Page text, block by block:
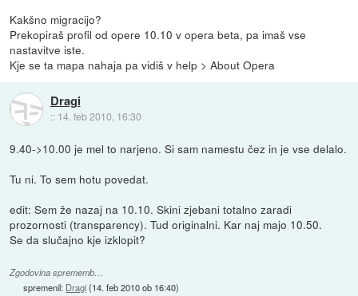
Kakšno migracijo?
Prekopiraš profil od opere 10.10 v opera beta, pa imaš vse
nastavitve iste.
Kje se ta mapa nahaja pa vidiš v help > About Opera
Dragi
:: 14. feb 2010, 16:30
9.40->10.00 je mel to narjeno. Si sam namestu čez in je vse delalo.
Tu ni. To sem hotu povedat.
edit: Sem že nazaj na 10.10. Skini zjebani totalno zaradi
prozornosti (transparency). Tud originalni. Kar naj majo 10.50.
Se da slučajno kje izklopit?
Zgodovina sprememb…
spremenil: Dragi(14. feb 2010 ob 16:40)